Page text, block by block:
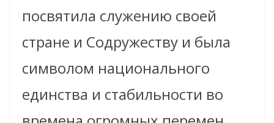
посвятила служению своей
стране и Содружеству и была
символом национального
единства и стабильности во